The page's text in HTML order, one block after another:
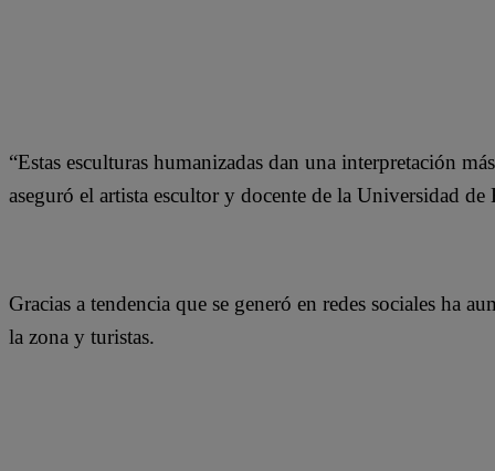
“Estas esculturas humanizadas dan una interpretación
aseguró el artista escultor y docente de la Universidad
Gracias a tendencia que se generó en redes sociales ha
la zona y turistas.